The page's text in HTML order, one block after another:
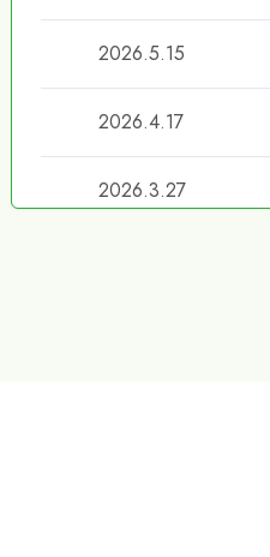
2026.5.15
2026.4.17
2026.3.27